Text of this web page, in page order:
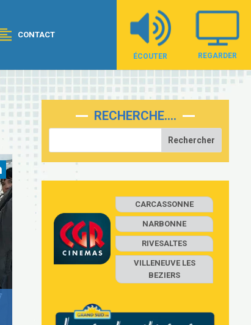
CONTACT
ÉCOUTER REGARDER
RECHERCHE….
CARCASSONNE
NARBONNE
RIVESALTES
VILLENEUVE LES
BEZIERS